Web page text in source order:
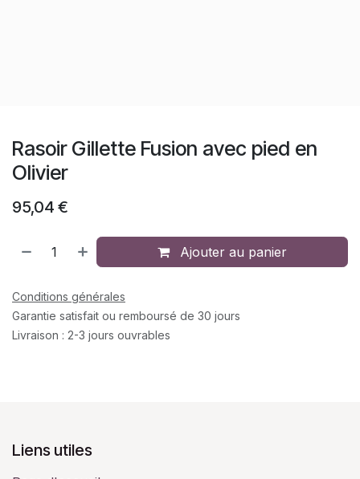
Rasoir Gillette Fusion avec pied en
Olivier
95,04 €
Ajouter au panier
Conditions générales
Garantie satisfait ou remboursé de 30 jours
Livraison : 2-3 jours ouvrables
Liens utiles